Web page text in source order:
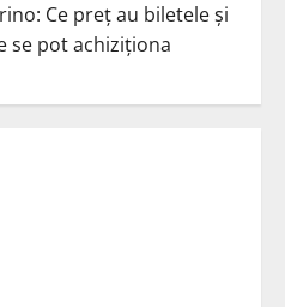
Ce preț au biletele și
se pot achiziționa